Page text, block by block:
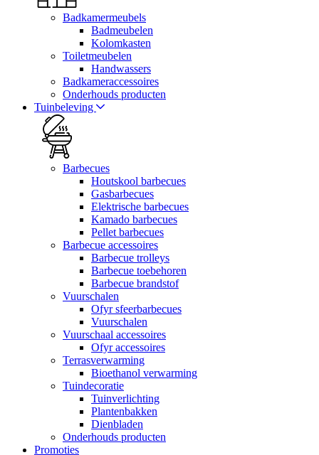
Badkamermeubels
Badmeubelen
Kolomkasten
Toiletmeubelen
Handwassers
Badkameraccessoires
Onderhouds producten
Tuinbeleving
Barbecues
Houtskool barbecues
Gasbarbecues
Elektrische barbecues
Kamado barbecues
Pellet barbecues
Barbecue accessoires
Barbecue trolleys
Barbecue toebehoren
Barbecue brandstof
Vuurschalen
Ofyr sfeerbarbecues
Vuurschalen
Vuurschaal accessoires
Ofyr accessoires
Terrasverwarming
Bioethanol verwarming
Tuindecoratie
Tuinverlichting
Plantenbakken
Dienbladen
Onderhouds producten
Promoties